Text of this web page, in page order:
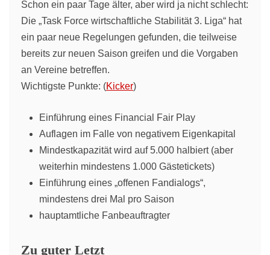
Schon ein paar Tage älter, aber wird ja nicht schlecht:
Die „Task Force wirtschaftliche Stabilität 3. Liga“ hat
ein paar neue Regelungen gefunden, die teilweise
bereits zur neuen Saison greifen und die Vorgaben
an Vereine betreffen.
Wichtigste Punkte: (Kicker)
Einführung eines Financial Fair Play
Auflagen im Falle von negativem Eigenkapital
Mindestkapazität wird auf 5.000 halbiert (aber
weiterhin mindestens 1.000 Gästetickets)
Einführung eines „offenen Fandialogs“,
mindestens drei Mal pro Saison
hauptamtliche Fanbeauftragter
Zu guter Letzt